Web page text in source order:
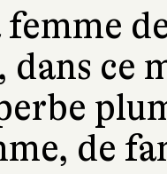
dans ce
de